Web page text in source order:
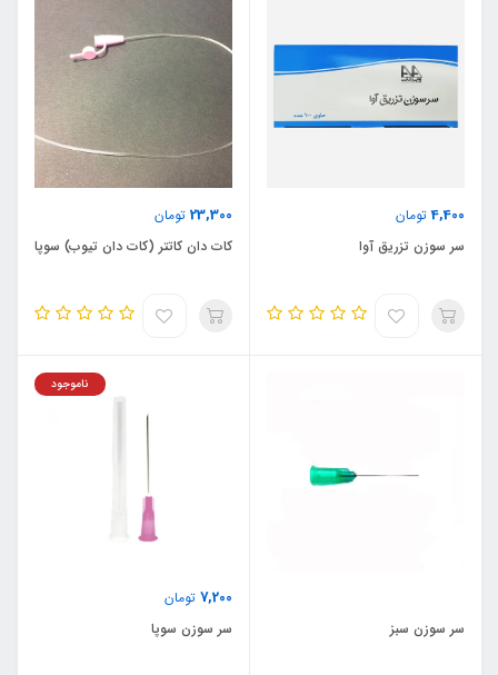
4,400تومان
سر سوزن تزریق آوا
23,300 تومان
کات دان کاتتر (کات دان تیوب) سوپا
سر سوزن سبز
7,200 تومان
ناموجود
سر سوزن سوپا